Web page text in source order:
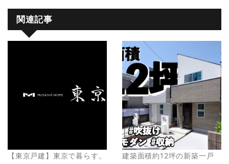
関連記事
【東京戸建】東京で暮らす。
建築面積約12坪の新築一戸